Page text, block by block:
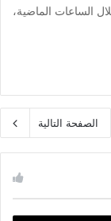
الساعات الماضية،
الصفحة التالية